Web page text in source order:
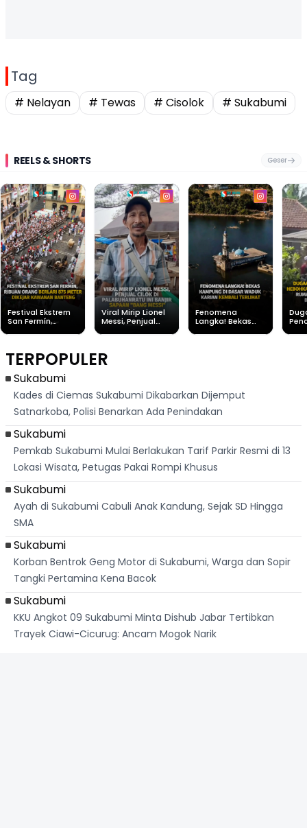
Tag
# Nelayan # Tewas # Cisolok # Sukabumi
REELS & SHORTS Geser
Festival Ekstrem
San Fermín,
Banteng
Viral Mirip Lionel
Messi, Penjual
"Bang Messi"
Fenomena
Langka! Bekas
TERPOPULER
Sukabumi
Kades di Ciemas Sukabumi Dikabarkan Dijemput
Satnarkoba, Polisi Benarkan Ada Penindakan
Sukabumi
Pemkab Sukabumi Mulai Berlakukan Tarif Parkir Resmi di 13
Lokasi Wisata, Petugas Pakai Rompi Khusus
Sukabumi
Ayah di Sukabumi Cabuli Anak Kandung, Sejak SD Hingga
SMA
Sukabumi
Korban Bentrok Geng Motor di Sukabumi, Warga dan Sopir
Tangki Pertamina Kena Bacok
Sukabumi
KKU Angkot 09 Sukabumi Minta Dishub Jabar Tertibkan
Trayek Ciawi-Cicurug: Ancam Mogok Narik